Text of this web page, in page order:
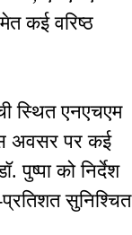
कई वरिष्ठ
स्थित एनएचएम
अवसर पर कई
पुष्पा को निर्देश
सुनिश्चित